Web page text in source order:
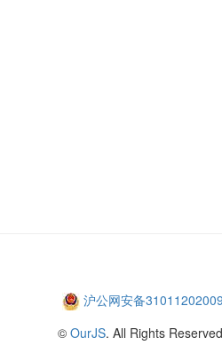
沪公网安备
© OurJS. All Rights